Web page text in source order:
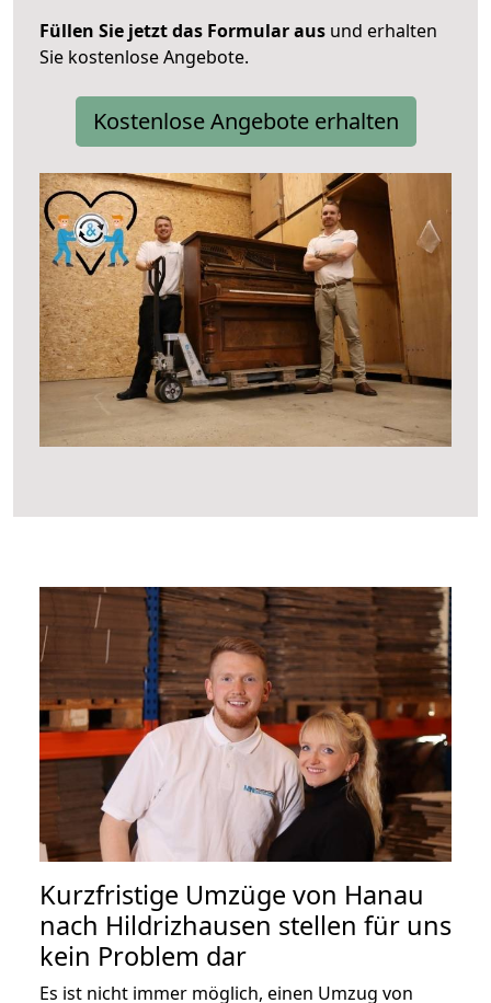
Füllen Sie jetzt das Formular aus und erhalten
Sie kostenlose Angebote.
Kostenlose Angebote erhalten
Kurzfristige Umzüge von Hanau
nach Hildrizhausen stellen für uns
kein Problem dar
Es ist nicht immer möglich, einen Umzug von